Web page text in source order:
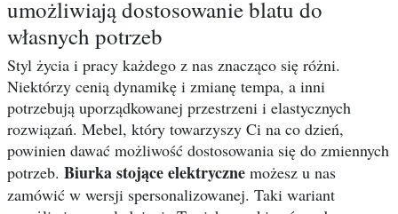
umożliwiają dostosowanie blatu do
własnych potrzeb
Styl życia i pracy każdego z nas znacząco się różni.
Niektórzy cenią dynamikę i zmianę tempa, a inni
potrzebują uporządkowanej przestrzeni i elastycznych
rozwiązań. Mebel, który towarzyszy Ci na co dzień,
powinien dawać możliwość dostosowania się do zmiennych
potrzeb. Biurka stojące elektryczne możesz u nas
zamówić w wersji spersonalizowanej. Taki wariant